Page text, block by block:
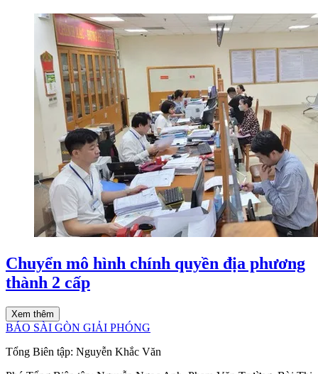
Chuyển mô hình chính quyền địa phương
thành 2 cấp
Xem thêm
BÁO SÀI GÒN GIẢI PHÓNG
Tổng Biên tập: Nguyễn Khắc Văn